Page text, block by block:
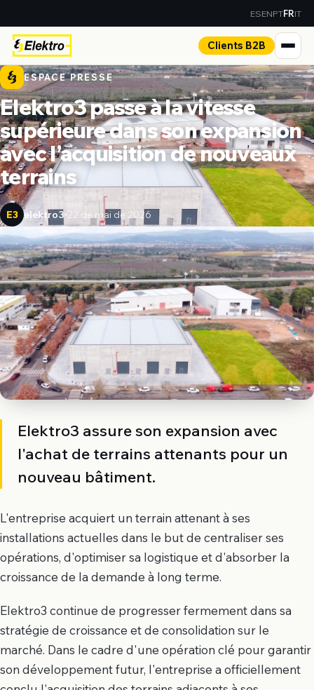
ESENPTFRIT
Clients B2B
ESPACE PRESSE
Elektro3 passe à la vitesse
supérieure dans son expansion
avec l’acquisition de nouveaux
terrains
E3 elektro3 22 de mai de 2026
Elektro3 assure son expansion avec
l'achat de terrains attenants pour un
nouveau bâtiment.
L'entreprise acquiert un terrain attenant à ses
installations actuelles dans le but de centraliser ses
opérations, d'optimiser sa logistique et d'absorber la
croissance de la demande à long terme.
Elektro3 continue de progresser fermement dans sa
stratégie de croissance et de consolidation sur le
marché. Dans le cadre d'une opération clé pour garantir
son développement futur, l'entreprise a officiellement